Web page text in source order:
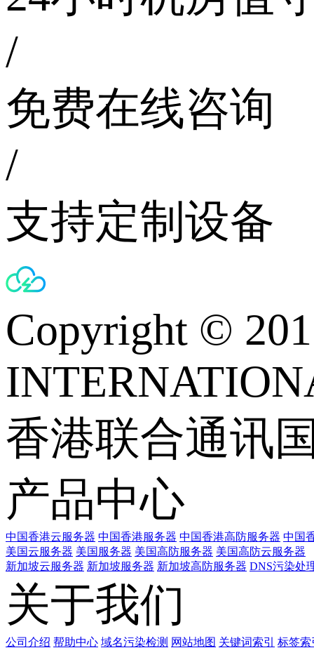
/
免费在线咨询
/
支持定制设备
Copyright ©
香港联合通讯
产品中心
中国香港云服务器 中国香港服务器 中国香港高防服务器 中国
美国云服务器 美国服务器 美国高防服务器 美国高防云服务器
新加坡云服务器 新加坡服务器 新加坡高防服务器 DNS污染处
关于我们
公司介绍 帮助中心 域名污染检测 网站地图 关键词索引 标签索